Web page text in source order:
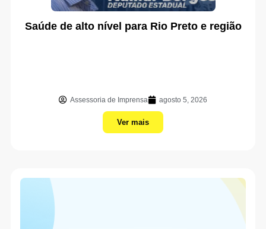
Saúde de alto nível para Rio Preto e região
Assessoria de Imprensa agosto 5, 2026
Ver mais